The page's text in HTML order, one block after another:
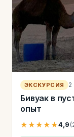
ЭКСКУРСИЯ 2
Бивуак в
опыт
★★★★★4,9